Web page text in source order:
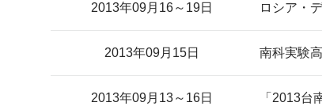
2013年09月16～19日 ロシア・
2013年09月15日 南科実験
2013年09月13～16日 「2013台